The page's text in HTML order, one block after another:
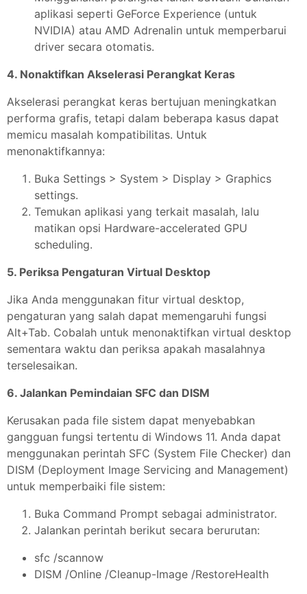
aplikasi seperti GeForce Experience (untuk
NVIDIA) atau AMD Adrenalin untuk memperbarui
driver secara otomatis.
4. Nonaktifkan Akselerasi Perangkat Keras
Akselerasi perangkat keras bertujuan meningkatkan
performa grafis, tetapi dalam beberapa kasus dapat
memicu masalah kompatibilitas. Untuk
menonaktifkannya:
Buka Settings > System > Display > Graphics
settings.
Temukan aplikasi yang terkait masalah, lalu
matikan opsi Hardware-accelerated GPU
scheduling.
5. Periksa Pengaturan Virtual Desktop
Jika Anda menggunakan fitur virtual desktop,
pengaturan yang salah dapat memengaruhi fungsi
Alt+Tab. Cobalah untuk menonaktifkan virtual desktop
sementara waktu dan periksa apakah masalahnya
terselesaikan.
6. Jalankan Pemindaian SFC dan DISM
Kerusakan pada file sistem dapat menyebabkan
gangguan fungsi tertentu di Windows 11. Anda dapat
menggunakan perintah SFC (System File Checker) dan
DISM (Deployment Image Servicing and Management)
untuk memperbaiki file sistem:
Buka Command Prompt sebagai administrator.
Jalankan perintah berikut secara berurutan:
sfc /scannow
DISM /Online /Cleanup-Image /RestoreHealth